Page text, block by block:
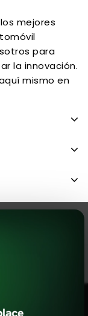
mejores
para
la innovación.
mismo en
utilizando
uso de
reservados.